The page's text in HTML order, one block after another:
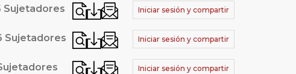
Sujetadores Iniciar sesión y compartir
Sujetadores Iniciar sesión y compartir
Iniciar sesión y compartir